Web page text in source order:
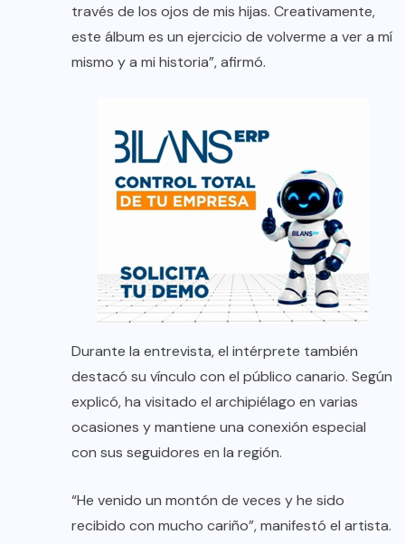
través de los ojos de mis hijas. Creativamente,
este álbum es un ejercicio de volverme a ver a mí
mismo y a mi historia”, afirmó.
Durante la entrevista, el intérprete también
destacó su vínculo con el público canario. Según
explicó, ha visitado el archipiélago en varias
ocasiones y mantiene una conexión especial
con sus seguidores en la región.
“He venido un montón de veces y he sido
recibido con mucho cariño”, manifestó el artista.